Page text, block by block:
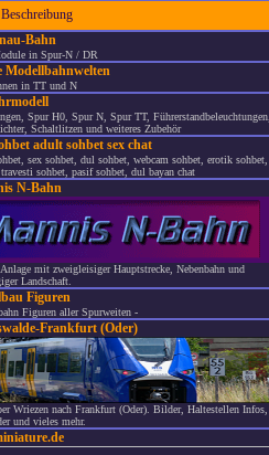
Bahn
in Spur-N / DR
Modellbahnwelten
in TT und N
Spur H0, Spur N, Spur TT, Führerstandbeleuchtungen,
Schaltlitzen und weiteres Zubehör
adult sohbet sex chat
sex sohbet, dul sohbet, webcam sohbet, erotik sohbet,
sohbet, pasif sohbet, dul bayan chat
N-Bahn
mit zweigleisiger Hauptstrecke, Nebenbahn und
Landschaft.
Figuren
Figuren aller Spurweiten -
Frankfurt (Oder)
Wriezen nach Frankfurt (Oder). Bilder, Haltestellen Infos,
und vieles mehr.